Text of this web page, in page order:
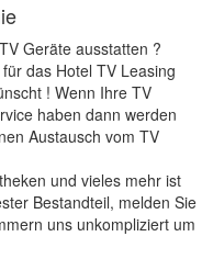
Geräte ausstatten ?
das Hotel TV Leasing
! Wenn Ihre TV
haben dann werden
Austausch vom TV
und vieles mehr ist
Bestandteil, melden Sie
uns unkompliziert um